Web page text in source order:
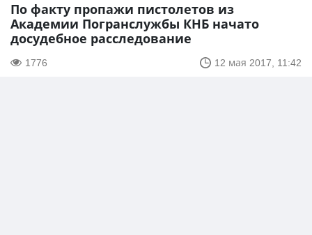
По факту пропажи пистолетов из
Академии Погранслужбы КНБ начато
досудебное расследование
1776 12 мая 2017, 11:42